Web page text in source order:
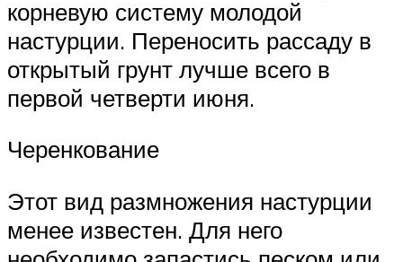
корневую систему молодой
настурции. Переносить рассаду в
открытый грунт лучше всего в
первой четверти июня.
Черенкование
Этот вид размножения настурции
менее известен. Для него